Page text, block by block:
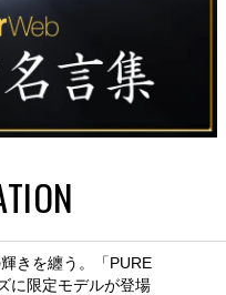
きを纏う。「PURE
に限定モデルが登場